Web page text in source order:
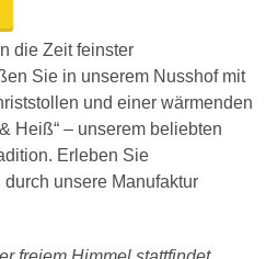
die Zeit feinster
Sie in unserem Nusshof mit
und einer wärmenden
Heiß“ – unserem beliebten
Erleben Sie
unsere Manufaktur